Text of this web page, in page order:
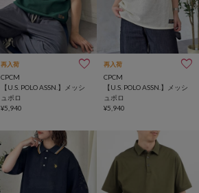
再入荷
CPCM
【U.S. POLO ASSN.】メッシ
ュポロ
¥5,940
再入荷
CPCM
【U.S. POLO ASSN.】メッシ
ュポロ
¥5,940